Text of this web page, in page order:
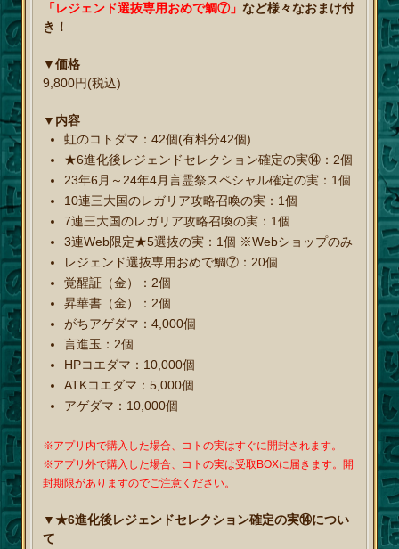
「レジェンド選抜専用おめで鯛⑦」など様々なおまけ付
き！
▼価格
9,800円(税込)
▼内容
虹のコトダマ：42個(有料分42個)
★6進化後レジェンドセレクション確定の実⑭：2個
23年6月～24年4月言霊祭スペシャル確定の実：1個
10連三大国のレガリア攻略召喚の実：1個
7連三大国のレガリア攻略召喚の実：1個
3連Web限定★5選抜の実：1個 ※Webショップのみ
レジェンド選抜専用おめで鯛⑦：20個
覚醒証（金）：2個
昇華書（金）：2個
がちアゲダマ：4,000個
言進玉：2個
HPコエダマ：10,000個
ATKコエダマ：5,000個
アゲダマ：10,000個
※アプリ内で購入した場合、コトの実はすぐに開封されます。
※アプリ外で購入した場合、コトの実は受取BOXに届きます。開
封期限がありますのでご注意ください。
▼★6進化後レジェンドセレクション確定の実⑭につい
て